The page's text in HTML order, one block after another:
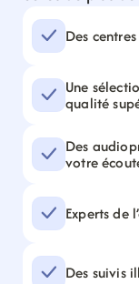
Des
Une
qualité
Des
votre
Experts de
Des suivis